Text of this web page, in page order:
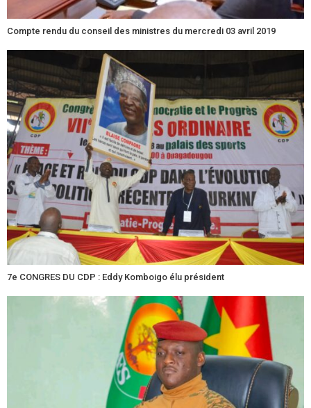
Compte rendu du conseil des ministres du mercredi 03 avril 2019
7e CONGRES DU CDP : Eddy Komboigo élu président